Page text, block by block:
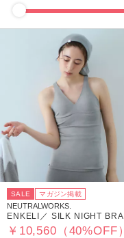
SALE マガジン掲載
NEUTRALWORKS.
ENKELI／ SILK NIGHT BRA
￥10,560（40%OFF）